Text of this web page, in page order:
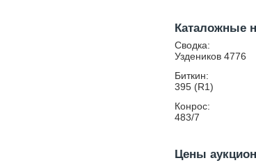
Каталожные
Сводка:
Уздеников 4776
Биткин:
395 (R1)
Конрос:
483/7
Цены